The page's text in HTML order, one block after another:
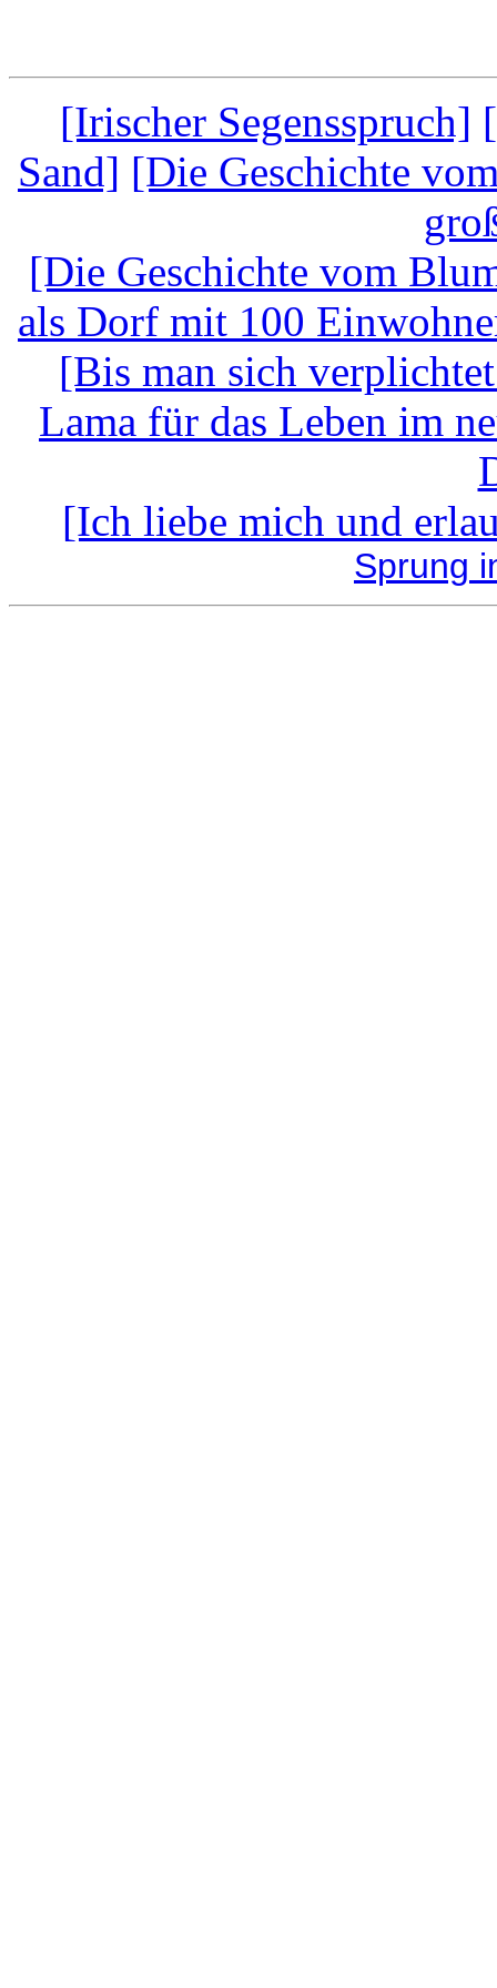
[Irischer Segensspruch]
Sand] [Die Geschichte
[Die Geschichte vom
als Dorf mit 100
[Bis man sich
Lama für das Leben im
[Ich liebe mich und
Sprung